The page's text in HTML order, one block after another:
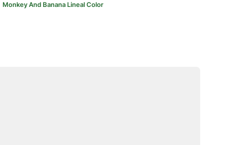
Monkey And Banana Lineal Color